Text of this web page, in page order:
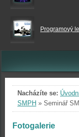
Programový
Nacházíte se:
SMPH » Seminář
Fotogalerie